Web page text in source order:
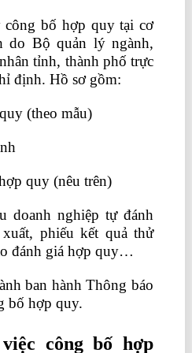
bố hợp quy tại cơ
do Bộ quản lý ngành,
tỉnh, thành phố trực
định. Hồ sơ gồm:
(theo mẫu)
quy (nêu trên)
doanh nghiệp tự đánh
phiếu kết quả thử
đánh giá hợp quy…
ban hành Thông báo
bố hợp quy.
công bố hợp